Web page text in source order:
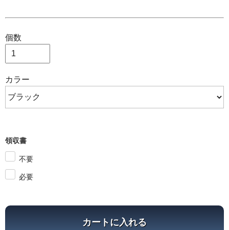
個数
カラー
領収書
不要
必要
カートに入れる